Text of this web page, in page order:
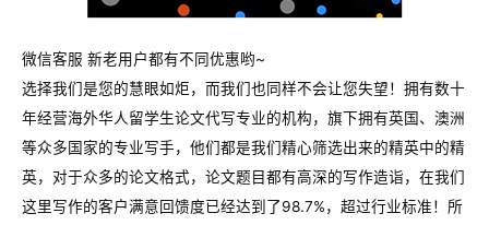
微信客服 新老用户都有不同优惠哟~
选择我们是您的慧眼如炬，而我们也同样不会让您失望！拥有数十
年经营海外华人留学生论文代写专业的机构，旗下拥有英国、澳洲
等众多国家的专业写手，他们都是我们精心筛选出来的精英中的精
英，对于众多的论文格式，论文题目都有高深的写作造诣，在我们
这里写作的客户满意回馈度已经达到了98.7%，超过行业标准！所